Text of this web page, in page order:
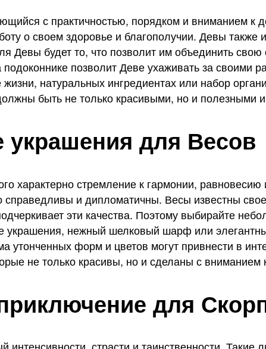
с практичностью, порядком и вниманием к
о своем здоровье и благополучии. Девы
Девы будет то, что позволит им объединить
позволит Деве ухаживать за своими
натуральных ингредиентах или набор
быть не только красивыми, но и полезными
для Весов
характерно стремление к гармонии, равновесию
и дипломатичны. Весы известны
эти качества. Поэтому выбирайте
нежный шелковый шарф или
форм и цветов могут привнести в
не только красивы, но и сделаны с вниманием
для